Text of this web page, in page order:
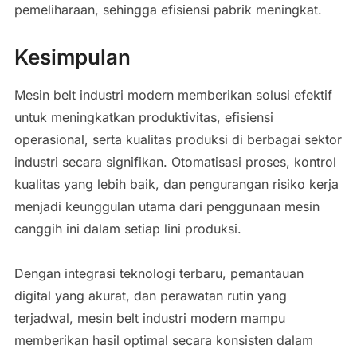
pemeliharaan, sehingga efisiensi pabrik meningkat.
Kesimpulan
Mesin belt industri modern memberikan solusi efektif
untuk meningkatkan produktivitas, efisiensi
operasional, serta kualitas produksi di berbagai sektor
industri secara signifikan. Otomatisasi proses, kontrol
kualitas yang lebih baik, dan pengurangan risiko kerja
menjadi keunggulan utama dari penggunaan mesin
canggih ini dalam setiap lini produksi.
Dengan integrasi teknologi terbaru, pemantauan
digital yang akurat, dan perawatan rutin yang
terjadwal, mesin belt industri modern mampu
memberikan hasil optimal secara konsisten dalam